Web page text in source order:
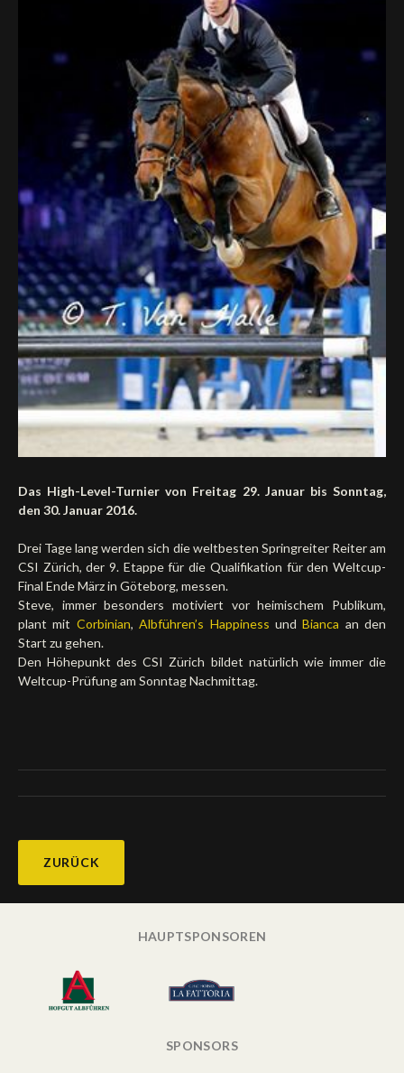
Das High-Level-Turnier von Freitag 29. Januar bis Sonntag,
den 30. Januar 2016.
Drei Tage lang werden sich die weltbesten Springreiter Reiter am
CSI Zürich, der 9. Etappe für die Qualifikation für den Weltcup-
Final Ende März in Göteborg, messen.
Steve, immer besonders motiviert vor heimischem Publikum,
plant mit Corbinian,Albführen’s Happiness undBianca an den
Start zu gehen.
Den Höhepunkt des CSI Zürich bildet natürlich wie immer die
Weltcup-Prüfung am Sonntag Nachmittag.
ZURÜCK
HAUPTSPONSOREN
SPONSORS